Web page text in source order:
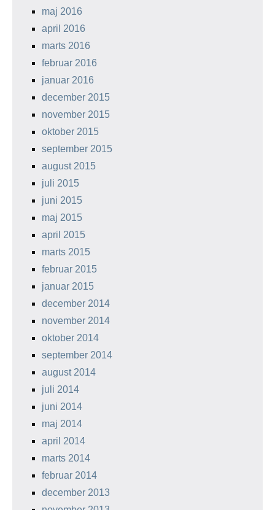
maj 2016
april 2016
marts 2016
februar 2016
januar 2016
december 2015
november 2015
oktober 2015
september 2015
august 2015
juli 2015
juni 2015
maj 2015
april 2015
marts 2015
februar 2015
januar 2015
december 2014
november 2014
oktober 2014
september 2014
august 2014
juli 2014
juni 2014
maj 2014
april 2014
marts 2014
februar 2014
december 2013